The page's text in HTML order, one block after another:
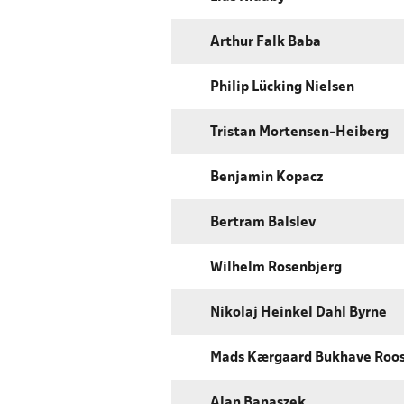
Arthur Falk Baba
Philip Lücking Nielsen
Tristan Mortensen-Heiberg
Benjamin Kopacz
Bertram Balslev
Wilhelm Rosenbjerg
Nikolaj Heinkel Dahl Byrne
Mads Kærgaard Bukhave